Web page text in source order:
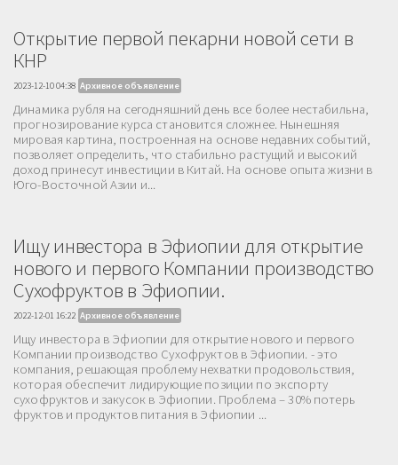
Открытие первой пекарни новой сети в
КНР
2023-12-10 04:38 Архивное объявление
Динамика рубля на сегодняшний день все более нестабильна,
прогнозирование курса становится сложнее. Нынешняя
мировая картина, построенная на основе недавних событий,
позволяет определить, что стабильно растущий и высокий
доход принесут инвестиции в Китай. На основе опыта жизни в
Юго-Восточной Азии и...
Ищу инвестора в Эфиопии для открытие
нового и первого Компании производство
Сухофруктов в Эфиопии.
2022-12-01 16:22 Архивное объявление
Ищу инвестора в Эфиопии для открытие нового и первого
Компании производство Сухофруктов в Эфиопии. - это
компания, решающая проблему нехватки продовольствия,
которая обеспечит лидирующие позиции по экспорту
сухофруктов и закусок в Эфиопии. Проблема – 30% потерь
фруктов и продуктов питания в Эфиопии ...